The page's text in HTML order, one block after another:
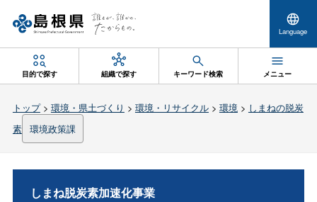
Language
目的で探す 組織で探す キーワード検索 メニュー
トップ> 環境・県土づくり > 環境・リサイクル> 環境> しまねの脱炭
素 環境政策課
しまね脱炭素加速化事業